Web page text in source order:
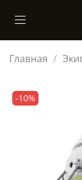
Главная
-10%